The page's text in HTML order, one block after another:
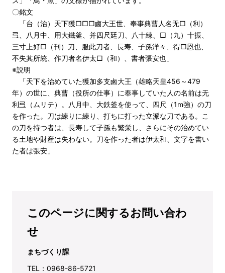
〇銘文
「台（治）天下獲□□□鹵大王世、奉事典曹人名无□（利）
弖、八月中、用大鐵釜、并四尺廷刀、八十練、□（九）十振、
三寸上好□（刊）刀、服此刀者、長寿、子孫洋々、得□恩也、
不失其所統、作刀者名伊太□（和）、書者張安也」
※説明
「天下を治めていた獲加多支鹵大王（雄略天皇456～479
年）の世に、典曹（役所の仕事）に奉事していた人の名前は无
利弖（ムリテ）。八月中、大鉄釜を使って、四尺（1m強）の刀
を作った。刀は練りに練り、打ちに打った立派な刀である。こ
の刀を持つ者は、長寿して子孫も繁栄し、さらにその治めてい
る土地や財産は失わない。刀を作った者は伊太和、文字を書い
た者は張安」
このページに関するお問い合わ
せ
まちづくり課
TEL：0968-86-5721